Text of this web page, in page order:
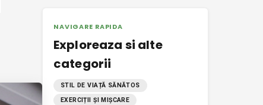
NAVIGARE RAPIDA
Exploreaza si alte
categorii
STIL DE VIAȚĂ SĂNĂTOS
EXERCIȚII ȘI MIȘCARE